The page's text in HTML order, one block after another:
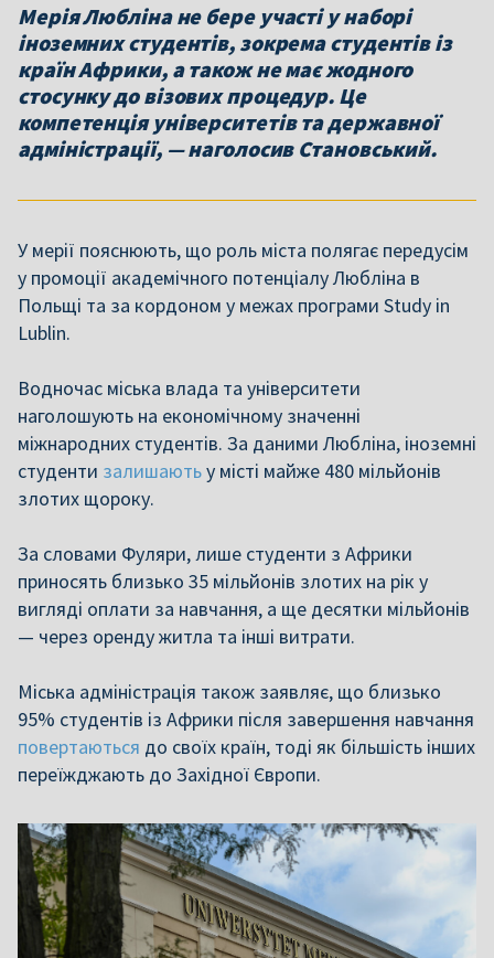
Мерія Любліна не бере участі у наборі
іноземних студентів, зокрема студентів із
країн Африки, а також не має жодного
стосунку до візових процедур. Це
компетенція університетів та державної
адміністрації, — наголосив Становський.
У мерії пояснюють, що роль міста полягає передусім
у промоції академічного потенціалу Любліна в
Польщі та за кордоном у межах програми Study in
Lublin.
Водночас міська влада та університети
наголошують на економічному значенні
міжнародних студентів. За даними Любліна, іноземні
студенти залишаютьу місті майже 480 мільйонів
злотих щороку.
За словами Фуляри, лише студенти з Африки
приносять близько 35 мільйонів злотих на рік у
вигляді оплати за навчання, а ще десятки мільйонів
— через оренду житла та інші витрати.
Міська адміністрація також заявляє, що близько
95% студентів із Африки після завершення навчання
повертаються до своїх країн, тоді як більшість інших
переїжджають до Західної Європи.